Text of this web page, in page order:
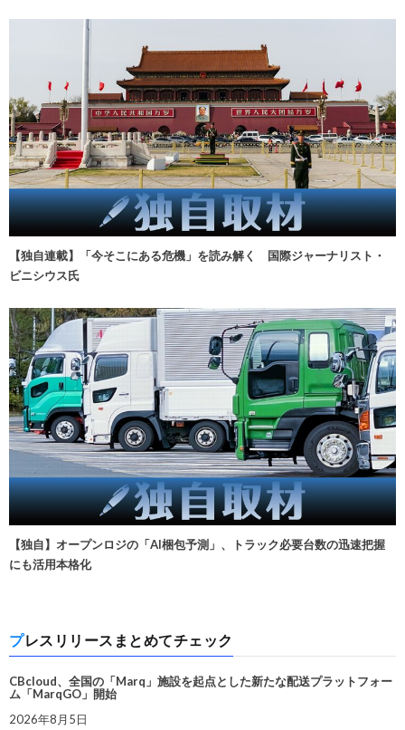
【独自連載】「今そこにある危機」を読み解く 国際ジャーナリスト・
ビニシウス氏
【独自】オープンロジの「AI梱包予測」、トラック必要台数の迅速把握
にも活用本格化
プレスリリースまとめてチェック
CBcloud、全国の「Marq」施設を起点とした新たな配送プラットフォー
ム「MarqGO」開始
2026年8月5日